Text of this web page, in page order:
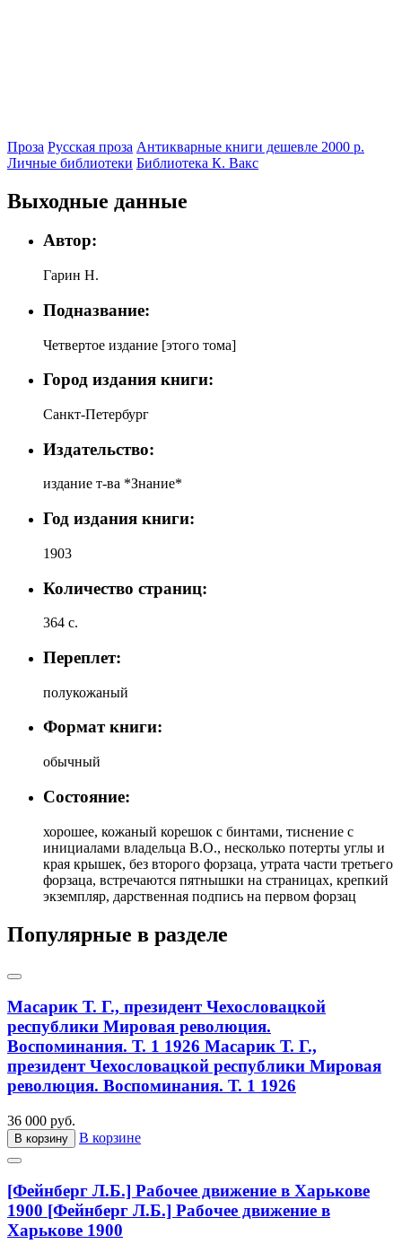
Проза Русская проза Антикварные книги дешевле 2000 р.
Личные библиотеки Библиотека К. Вакс
Выходные данные
Автор:
Гарин Н.
Подназвание:
Четвертое издание [этого тома]
Город издания книги:
Санкт-Петербург
Издательство:
издание т-ва *Знание*
Год издания книги:
1903
Количество страниц:
364 с.
Переплет:
полукожаный
Формат книги:
обычный
Состояние:
хорошее, кожаный корешок с бинтами, тиснение с
инициалами владельца В.О., несколько потерты углы и
края крышек, без второго форзаца, утрата части третьего
форзаца, встречаются пятнышки на страницах, крепкий
экземпляр, дарственная подпись на первом форзац
Популярные в разделе
Масарик Т. Г., президент Чехословацкой
республики Мировая революция.
Воспоминания. Т. 1 1926 Масарик Т. Г.,
президент Чехословацкой республики Мировая
революция. Воспоминания. Т. 1 1926
36 000 руб.
В корзину В корзине
[Фейнберг Л.Б.] Рабочее движение в Харькове
1900 [Фейнберг Л.Б.] Рабочее движение в
Харькове 1900